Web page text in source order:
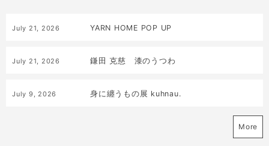
July 21, 2026 YARN HOME POP UP
July 21, 2026 鎌田 克慈 漆のうつわ
July 9 , 2026 身に纏うもの展 kuhnau.
More